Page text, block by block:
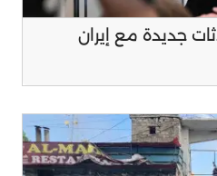
جديدة مع إيران